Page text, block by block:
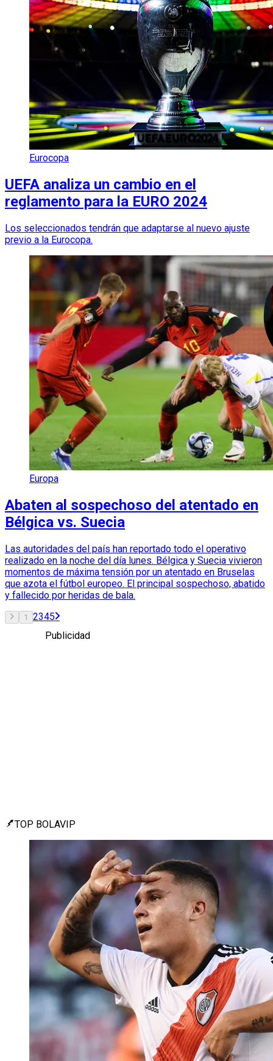
Eurocopa
UEFA analiza un cambio en el
reglamento para la EURO 2024
Los seleccionados tendrán que adaptarse al nuevo ajuste
previo a la Eurocopa.
Europa
Abaten al sospechoso del atentado en
Bélgica vs. Suecia
Las autoridades del país han reportado todo el operativo
realizado en la noche del día lunes. Bélgica y Suecia vivieron
momentos de máxima tensión por un atentado en Bruselas
que azota el fútbol europeo. El principal sospechoso, abatido
y fallecido por heridas de bala.
1 2345
Publicidad
TOP BOLAVIP